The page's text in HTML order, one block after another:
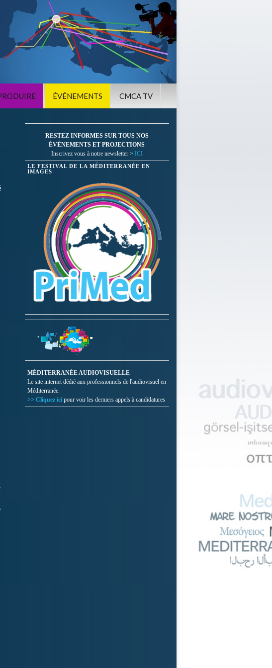
ÉVÉNEMENTS CMCA TV
RESTEZ INFORMES SUR TOUS NOS
ÉVÉNEMENTS ET PROJECTIONS
Inscrivez vous à notre newsletter > ICI
LE FESTIVAL DE LA MÉDITERRANÉE EN
IMAGES
MÉDITERRANÉE AUDIOVISUELLE
Le site internet dédié aux professionnels de l'audiovisuel en
Méditerranée.
>> Cliquez ici pour voir les derniers appels à candidatures